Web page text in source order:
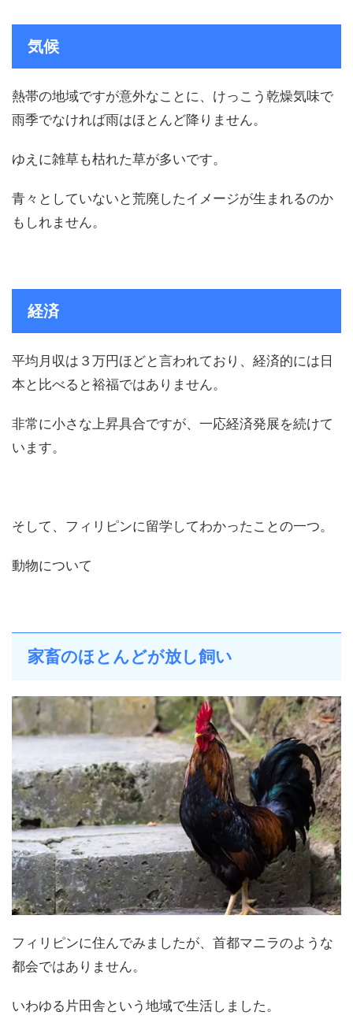
気候
熱帯の地域ですが意外なことに、けっこう乾燥気味で
雨季でなければ雨はほとんど降りません。
ゆえに雑草も枯れた草が多いです。
青々としていないと荒廃したイメージが生まれるのか
もしれません。
経済
平均月収は３万円ほどと言われており、経済的には日
本と比べると裕福ではありません。
非常に小さな上昇具合ですが、一応経済発展を続けて
います。
そして、フィリピンに留学してわかったことの一つ。
動物について
家畜のほとんどが放し飼い
フィリピンに住んでみましたが、首都マニラのような
都会ではありません。
いわゆる片田舎という地域で生活しました。